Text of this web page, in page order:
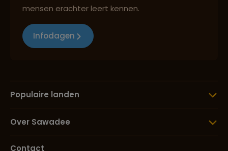
mensen erachter leert kennen.
Infodagen
Populaire landen
Over Sawadee
Contact